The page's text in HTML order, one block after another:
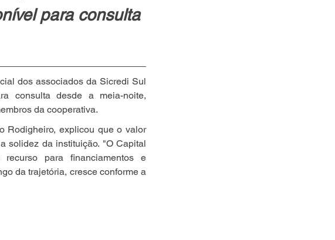
para consulta
dos associados da Sicredi Sul
consulta desde a meia-noite,
da cooperativa.
Rodigheiro, explicou que o valor
solidez da instituição. "O Capital
para financiamentos e
da trajetória, cresce conforme a